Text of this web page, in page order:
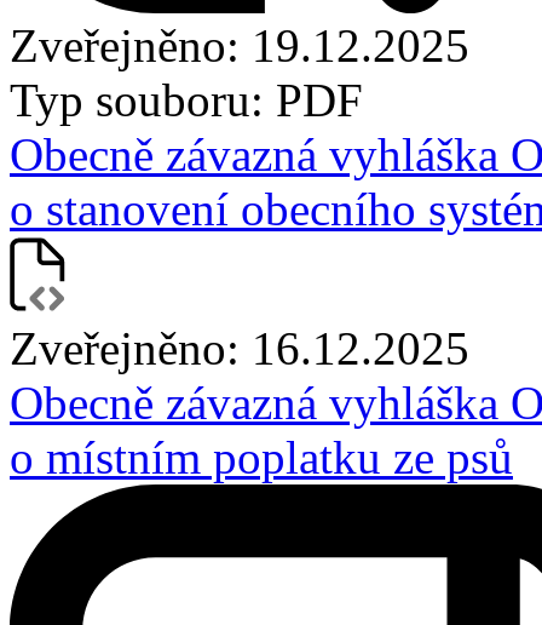
Zveřejněno: 19.12.2025
Typ souboru: PDF
Obecně závazná vyhláška
o stanovení obecního
Zveřejněno: 16.12.2025
Obecně závazná vyhláška
o místním poplatku ze psů